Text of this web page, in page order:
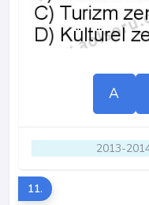
A
2013-
11.